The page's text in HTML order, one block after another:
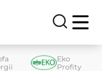
Eko
Profity